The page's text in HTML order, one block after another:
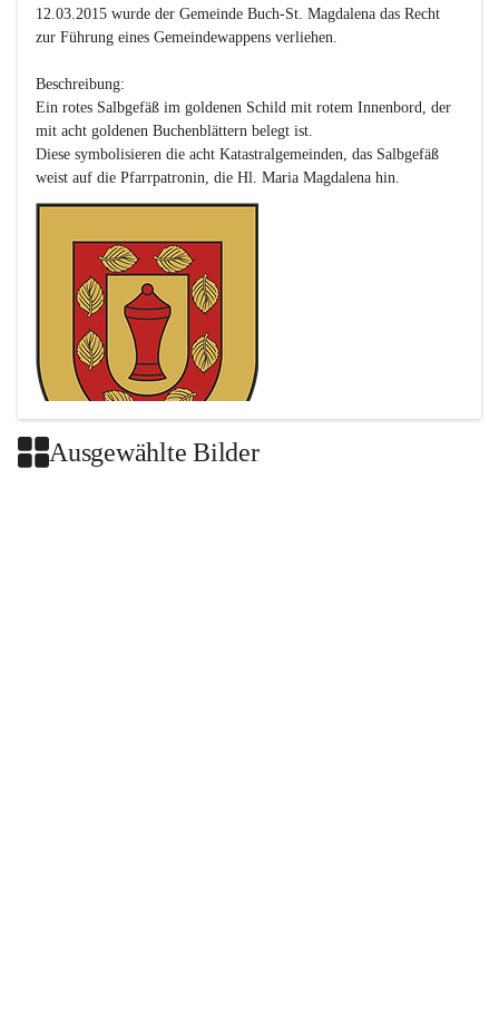
12.03.2015 wurde der Gemeinde Buch-St. Magdalena das Recht
zur Führung eines Gemeindewappens verliehen.
Beschreibung:
Ein rotes Salbgefäß im goldenen Schild mit rotem Innenbord, der
mit acht goldenen Buchenblättern belegt ist.
Diese symbolisieren die acht Katastralgemeinden, das Salbgefäß
Ausgewählte Bilder